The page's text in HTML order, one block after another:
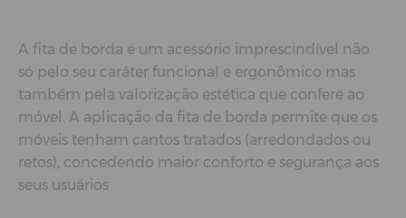
A fita de borda é um acessório imprescindível não
só pelo seu caráter funcional e ergonômico mas
também pela valorização estética que confere ao
móvel. A aplicação da fita de borda permite que os
móveis tenham cantos tratados (arredondados ou
retos), concedendo maior conforto e segurança aos
seus usuários